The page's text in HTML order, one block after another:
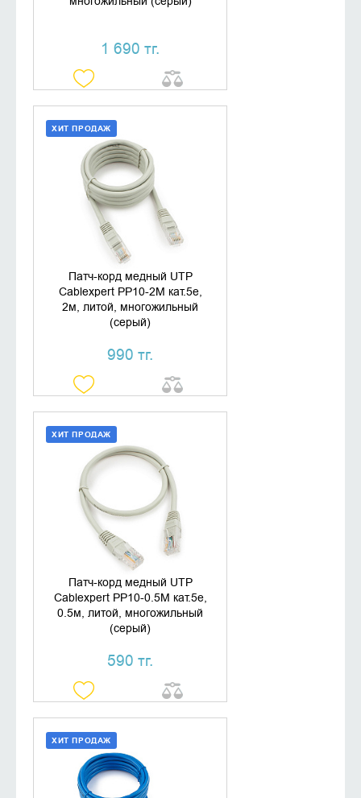
1 690 тг.
Патч-корд медный UTP
Cablexpert PP10-2M кат.5e,
2м, литой, многожильный
(серый)
990 тг.
ХИТ ПРОДАЖ
ДОБАВИТЬ В КОРЗИНУ
КУПИТЬ В 1 КЛИК
Патч-корд медный UTP
Cablexpert PP10-0.5M кат.5e,
0.5м, литой, многожильный
(серый)
590 тг.
ХИТ ПРОДАЖ
ДОБАВИТЬ В КОРЗИНУ
КУПИТЬ В 1 КЛИК
ХИТ ПРОДАЖ
ДОБАВИТЬ В КОРЗИНУ